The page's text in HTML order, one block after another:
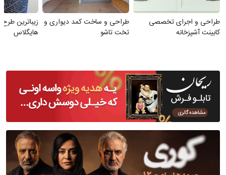
طراحی و اجرای تخصصی
کابینت آشپزخانه
طراحی و ساخت کمد دیواری و
تخت تاشو
زیباترین
هایگلاس